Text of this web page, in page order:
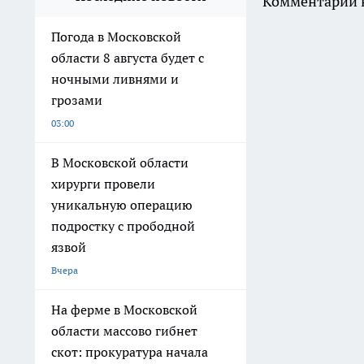
Погода в Московской
области 8 августа будет с
ночными ливнями и
грозами
03:00
В Московской области
хирурги провели
уникальную операцию
подростку с прободной
язвой
Вчера
На ферме в Московской
области массово гибнет
скот: прокуратура начала